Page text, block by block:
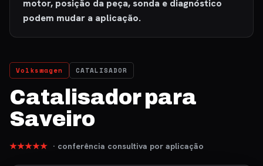
motor, posição da peça, sonda e diagnóstico
podem mudar a aplicação.
Volkswagen CATALISADOR
Catalisador para
Saveiro
★★★★★ · conferência consultiva por aplicação